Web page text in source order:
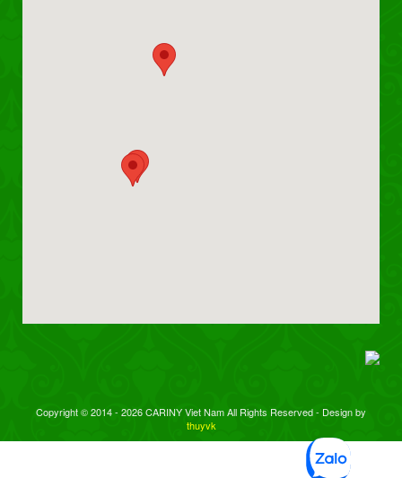
Copyright © 2014 - 2026 CARINY Viet Nam All Rights Reserved - Design by
thuyvk